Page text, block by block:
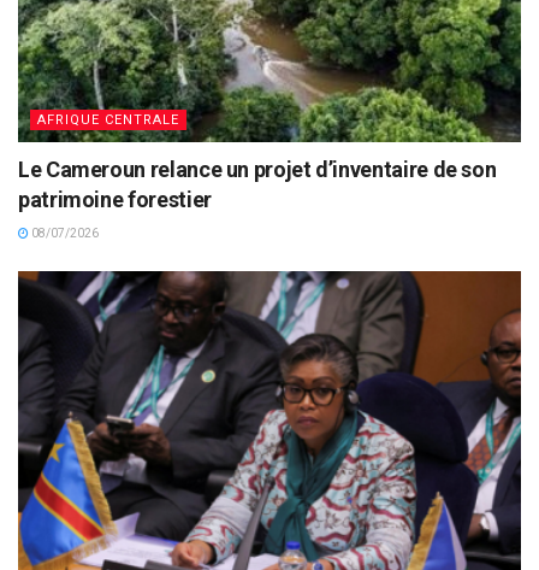
AFRIQUE CENTRALE
Le Cameroun relance un projet d’inventaire de son
patrimoine forestier
08/07/2026